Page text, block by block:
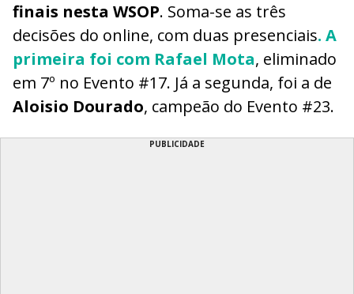
finais nesta WSOP. Soma-se as três
decisões do online, com duas presenciais. A
primeira foi com Rafael Mota, eliminado
em 7º no Evento #17. Já a segunda, foi a de
Aloisio Dourado, campeão do Evento #23.
PUBLICIDADE